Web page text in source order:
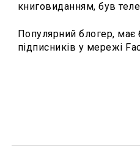
книговиданням, був
Популярний блогер, має
підписників у мережі